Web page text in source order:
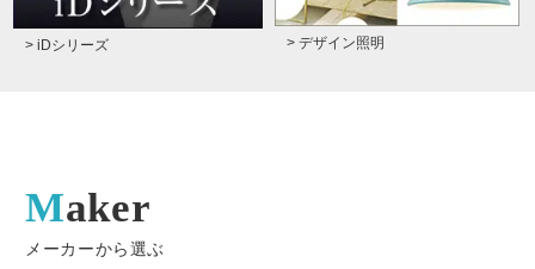
> iDシリーズ > デザイン照明
Maker
メーカーから選ぶ